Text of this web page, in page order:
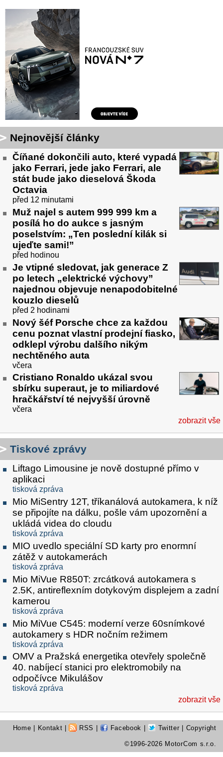
Nejnovější články
Číňané dokončili auto, které vypadá
jako Ferrari, jede jako Ferrari, ale
stát bude jako dieselová Škoda
Octavia
před 12 minutami
Muž najel s autem 999 999 km a
posílá ho do aukce s jasným
poselstvím: „Ten poslední kilák si
ujeďte sami!”
před hodinou
Je vtipné sledovat, jak generace Z
po letech „elektrické výchovy”
najednou objevuje nenapodobitelné
kouzlo dieselů
před 2 hodinami
Nový šéf Porsche chce za každou
cenu poznat vlastní prodejní fiasko,
odklepl výrobu dalšího nikým
nechtěného auta
včera
Cristiano Ronaldo ukázal svou
sbírku superaut, je to miliardové
hračkářství té nejvyšší úrovně
včera
zobrazit vše
Tiskové zprávy
Liftago Limousine je nově dostupné přímo v
aplikaci
tisková zpráva
Mio MiSentry 12T, tříkanálová autokamera, k níž
se připojíte na dálku, pošle vám upozornění a
ukládá videa do cloudu
tisková zpráva
MIO uvedlo speciální SD karty pro enormní
zátěž v autokamerách
tisková zpráva
Mio MiVue R850T: zrcátková autokamera s
2.5K, antireflexním dotykovým displejem a zadní
kamerou
tisková zpráva
Mio MiVue C545: moderní verze 60snímkové
autokamery s HDR nočním režimem
tisková zpráva
OMV a Pražská energetika otevřely společně
40. nabíjecí stanici pro elektromobily na
odpočívce Mikulášov
tisková zpráva
zobrazit vše
Home Kontakt RSS Facebook Twitter | Copyright
©1996-2026 MotorCom s.r.o.